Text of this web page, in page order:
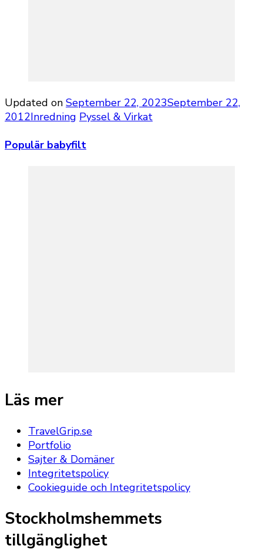
Updated on September 22, 2023September 22,
2012Inredning Pyssel & Virkat
Populär babyfilt
Läs mer
TravelGrip.se
Portfolio
Sajter & Domäner
Integritetspolicy
Cookieguide och Integritetspolicy
Stockholmshemmets
tillgänglighet